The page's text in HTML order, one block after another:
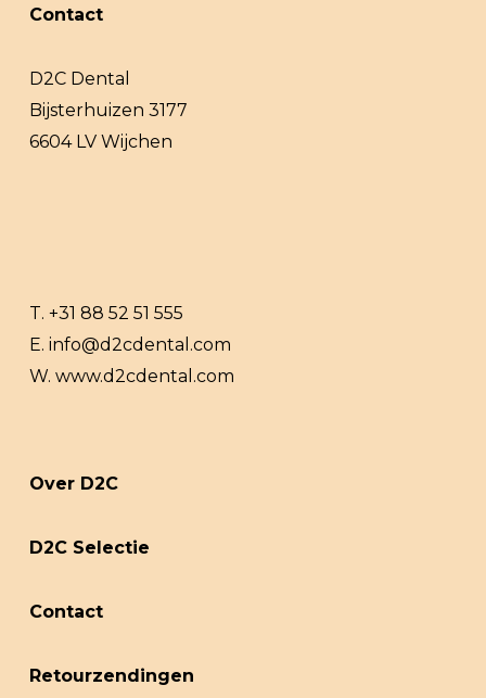
Contact
D2C Dental
Bijsterhuizen 3177
6604 LV Wijchen
T. +31 88 52 51 555
E. info@d2cdental.com
W. www.d2cdental.com
Over D2C
D2C Selectie
Contact
Retourzendingen